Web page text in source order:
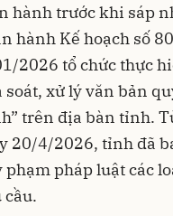
hành trước khi sáp
hành Kế hoạch số
2026 tổ chức thực
xử lý văn bản
trên địa bàn tỉnh.
20/4/2026, tỉnh đã
phạm pháp luật các
cầu.